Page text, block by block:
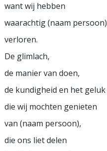
want wij hebben
waarachtig (naam persoon)
verloren.
De glimlach,
de manier van doen,
de kundigheid en het geluk
die wij mochten genieten
van (naam persoon),
die ons liet delen